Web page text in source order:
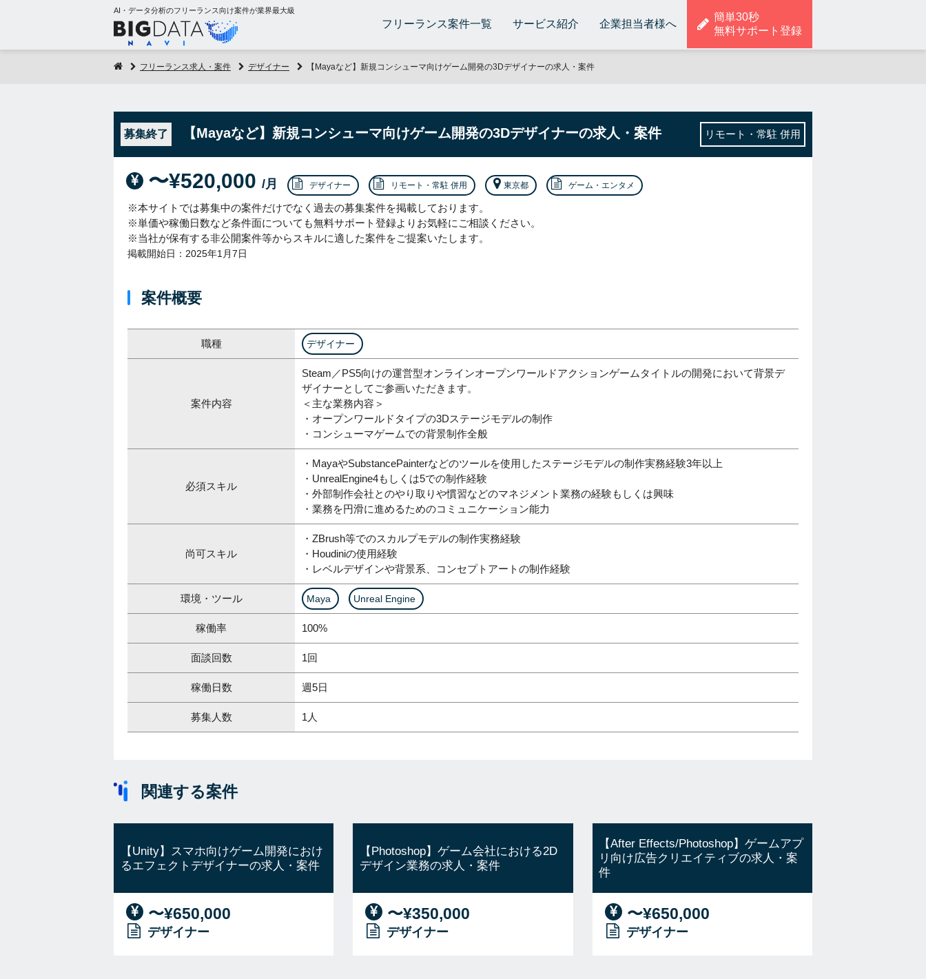
AI・データ分析のフリーランス向け案件が業界最大級
フリーランス案件一覧 サービス紹介 企業担当者様へ
簡単30秒
無料サポート登録
フリーランス求人・案件 デザイナー 【Mayaなど】新規コンシューマ向けゲーム開発の3Dデザイナーの求人・案件
募集終了 【Mayaなど】新規コンシューマ向けゲーム開発の3Dデザイナーの求人・案件 リモート・常駐 併用
〜¥520,000 /月 デザイナー リモート・常駐 併用 東京都 ゲーム・エンタメ
※本サイトでは募集中の案件だけでなく過去の募集案件を掲載しております。
※単価や稼働日数など条件面についても無料サポート登録よりお気軽にご相談ください。
※当社が保有する非公開案件等からスキルに適した案件をご提案いたします。
掲載開始日：2025年1月7日
案件概要
職種 デザイナー
案件内容
Steam／PS5向けの運営型オンラインオープンワールドアクションゲームタイトルの開発において背景デ
ザイナーとしてご参画いただきます。
＜主な業務内容＞
・オープンワールドタイプの3Dステージモデルの制作
・コンシューマゲームでの背景制作全般
必須スキル
・MayaやSubstancePainterなどのツールを使用したステージモデルの制作実務経験3年以上
・UnrealEngine4もしくは5での制作経験
・外部制作会社とのやり取りや慣習などのマネジメント業務の経験もしくは興味
・業務を円滑に進めるためのコミュニケーション能力
尚可スキル
・ZBrush等でのスカルプモデルの制作実務経験
・Houdiniの使用経験
・レベルデザインや背景系、コンセプトアートの制作経験
環境・ツール Maya Unreal Engine
稼働率 100%
面談回数 1回
稼働日数 週5日
募集人数 1人
関連する案件
【Unity】スマホ向けゲーム開発におけ
るエフェクトデザイナーの求人・案件
〜¥650,000
デザイナー
【Photoshop】ゲーム会社における2D
デザイン業務の求人・案件
〜¥350,000
デザイナー
【After Effects/Photoshop】ゲームアプ
リ向け広告クリエイティブの求人・案
件
〜¥650,000
デザイナー